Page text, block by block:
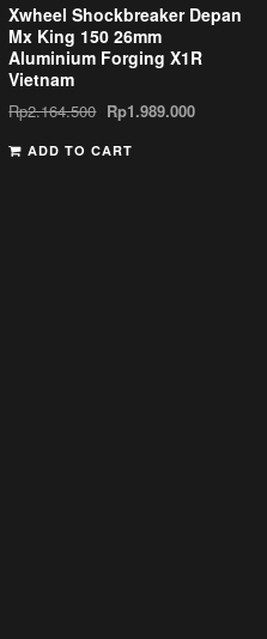
Xwheel Shockbreaker Depan
Mx King 150 26mm
Aluminium Forging X1R
Vietnam
Rp2.164.500 Rp1.989.000
ADD TO CART